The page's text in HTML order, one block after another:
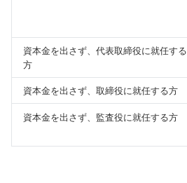
資本金を出さず、代表取締役に就任する
方
資本金を出さず、取締役に就任する方
資本金を出さず、監査役に就任する方